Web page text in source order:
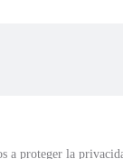
a proteger la